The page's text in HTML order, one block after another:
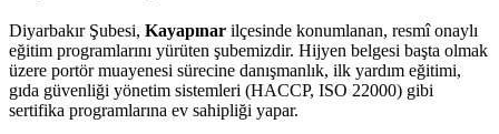
Diyarbakır Şubesi, Kayapınar ilçesinde konumlanan, resmî onaylı
eğitim programlarını yürüten şubemizdir. Hijyen belgesi başta olmak
üzere portör muayenesi sürecine danışmanlık, ilk yardım eğitimi,
gıda güvenliği yönetim sistemleri (HACCP, ISO 22000) gibi
sertifika programlarına ev sahipliği yapar.